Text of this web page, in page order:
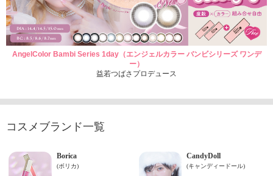
AngelColor Bambi Series 1day（エンジェルカラー バンビシリーズ ワンデ
ー）
益若つばさプロデュース
コスメブランド一覧